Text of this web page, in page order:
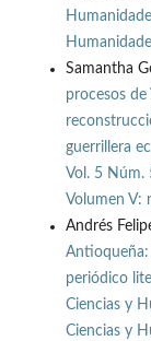
Samantha
procesos de
guerrillera
Vol. 5 Núm.
Volumen V:
Andrés
Antioqueña:
periódico
Ciencias y
Ciencias y